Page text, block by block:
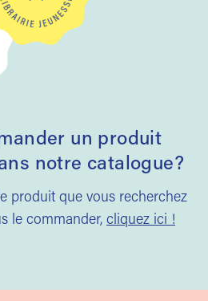
un produit
notre catalogue?
produit que vous recherchez
le commander, cliquez ici !